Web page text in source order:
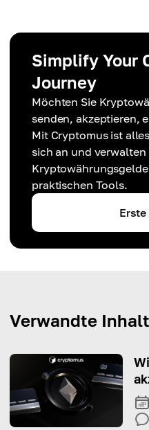
Simplify Your
Journey
Möchten Sie
senden, akzeptieren,
Mit Cryptomus ist
sich an und verwalten
praktischen Tools.
Verwandte